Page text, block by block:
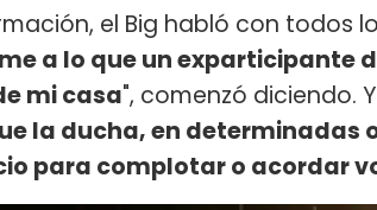
el Big habló con todos
a lo que un exparticipante
mi casa", comenzó diciendo.
la ducha, en determinadas
para complotar o acordar